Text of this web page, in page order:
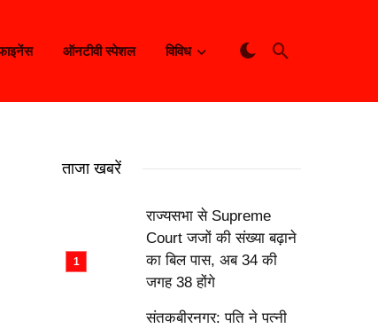
ऑनटीवी स्पेशल विविध
ताजा खबरें
राज्यसभा से Supreme
Court जजों की संख्या बढ़ाने
का बिल पास, अब 34 की
जगह 38 होंगे
संतकबीरनगर: पति ने पत्नी